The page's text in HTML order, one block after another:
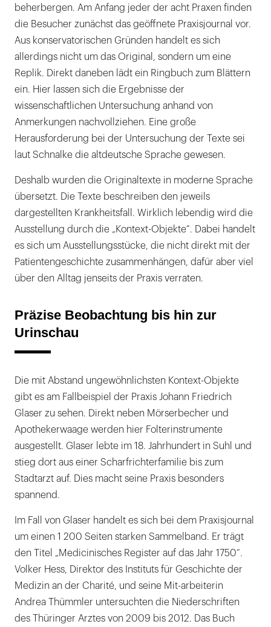
beherbergen. Am Anfang jeder der acht Praxen finden
die Besucher zunächst das geöffnete Praxisjournal vor.
Aus konservatorischen Gründen handelt es sich
allerdings nicht um das Original, sondern um eine
Replik. Direkt daneben lädt ein Ringbuch zum Blättern
ein. Hier lassen sich die Ergebnisse der
wissenschaftlichen Untersuchung anhand von
Anmerkungen nachvollziehen. Eine große
Herausforderung bei der Untersuchung der Texte sei
laut Schnalke die altdeutsche Sprache gewesen.
Deshalb wurden die Originaltexte in moderne Sprache
übersetzt. Die Texte beschreiben den jeweils
dargestellten Krankheitsfall. Wirklich lebendig wird die
Ausstellung durch die „Kontext-Objekte“. Dabei handelt
es sich um Ausstellungsstücke, die nicht direkt mit der
Patientengeschichte zusammenhängen, dafür aber viel
über den Alltag jenseits der Praxis verraten.
Präzise Beobachtung bis hin zur
Urinschau
Die mit Abstand ungewöhnlichsten Kontext-Objekte
gibt es am Fallbeispiel der Praxis Johann Friedrich
Glaser zu sehen. Direkt neben Mörserbecher und
Apothekerwaage werden hier Folterinstrumente
ausgestellt. Glaser lebte im 18. Jahrhundert in Suhl und
stieg dort aus einer Scharfrichterfamilie bis zum
Stadtarzt auf. Dies macht seine Praxis besonders
spannend.
Im Fall von Glaser handelt es sich bei dem Praxisjournal
um einen 1 200 Seiten starken Sammelband. Er trägt
den Titel „Medicinisches Register auf das Jahr 1750“.
Volker Hess, Direktor des Instituts für Geschichte der
Medizin an der Charité, und seine Mit-arbeiterin
Andrea Thümmler untersuchten die Niederschriften
des Thüringer Arztes von 2009 bis 2012. Das Buch